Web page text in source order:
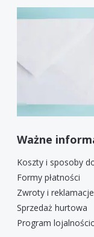
Ważne
Koszty i sposoby
Formy płatności
Zwroty i reklamacje
Sprzedaż hurtowa
Program